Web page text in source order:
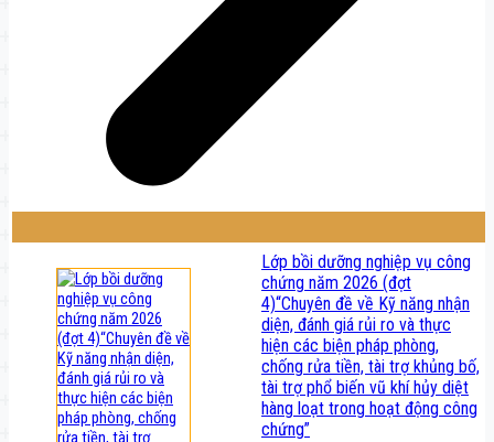
Lớp bồi dưỡng nghiệp vụ công
chứng năm 2026 (đợt
4)“Chuyên đề về Kỹ năng nhận
diện, đánh giá rủi ro và thực
hiện các biện pháp phòng,
chống rửa tiền, tài trợ khủng bố,
tài trợ phổ biến vũ khí hủy diệt
hàng loạt trong hoạt động công
chứng”